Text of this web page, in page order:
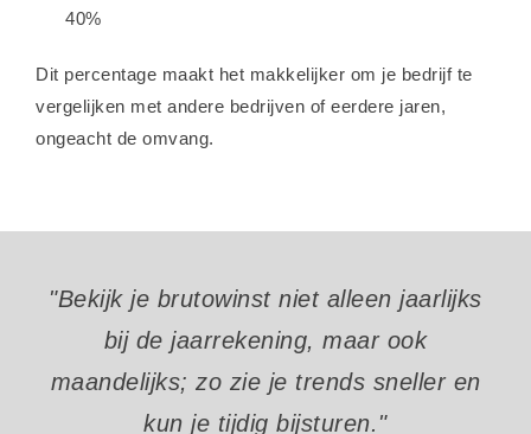
40%
Dit percentage maakt het makkelijker om je bedrijf te
vergelijken met andere bedrijven of eerdere jaren,
ongeacht de omvang.
"Bekijk je brutowinst niet alleen jaarlijks
bij de jaarrekening, maar ook
maandelijks; zo zie je trends sneller en
kun je tijdig bijsturen."